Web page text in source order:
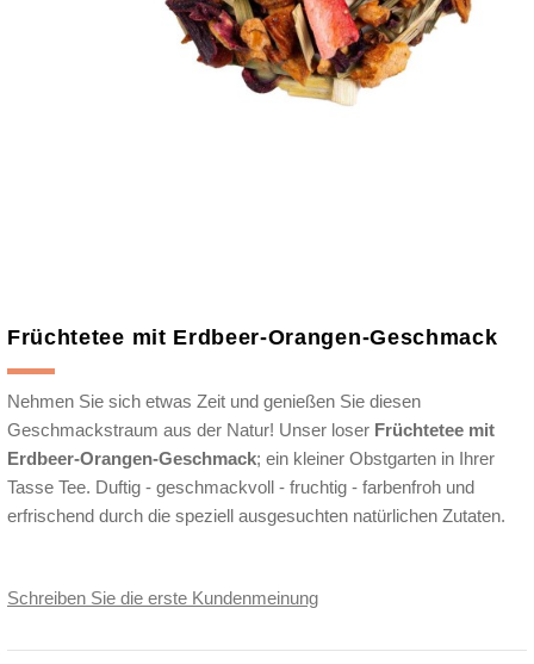
Früchtetee mit Erdbeer-Orangen-Geschmack
Nehmen Sie sich etwas Zeit und genießen Sie diesen
Geschmackstraum aus der Natur! Unser loser Früchtetee mit
Erdbeer-Orangen-Geschmack; ein kleiner Obstgarten in Ihrer
Tasse Tee. Duftig - geschmackvoll - fruchtig - farbenfroh und
erfrischend durch die speziell ausgesuchten natürlichen Zutaten.
Schreiben Sie die erste Kundenmeinung